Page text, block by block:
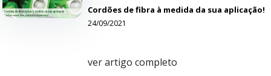
Cordões de fibra à medida da sua aplicação!
24/09/2021
ver artigo completo